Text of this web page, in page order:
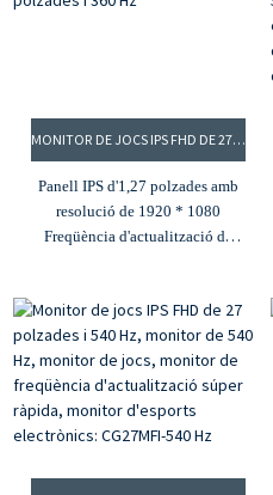
MONITOR DE JOCS IPS FHD DE 27 POLZADES I 360 HZ
Panell IPS d'1,27 polzades amb
resolució de 1920 * 1080
Freqüència d'actualització de
de colors DCI-P3
4. Brillantor 300cd/m² i relació
de contrast 1000:1
5. G-Sync i FreeSync